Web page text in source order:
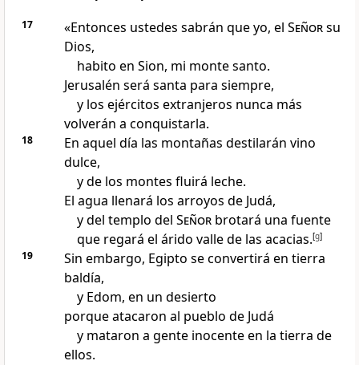
17 «Entonces ustedes sabrán que yo, el Señorsu
Dios,
habito en Sion, mi monte santo.
Jerusalén será santa para siempre,
y los ejércitos extranjeros nunca más
volverán a conquistarla.
18
En aquel día las montañas destilarán vino
dulce,
y de los montes fluirá leche.
El agua llenará los arroyos de Judá,
y del templo del Señorbrotará una fuente
que regará el árido valle de las acacias.[g]
19
Sin embargo, Egipto se convertirá en tierra
baldía,
y Edom, en un desierto
porque atacaron al pueblo de Judá
y mataron a gente inocente en la tierra de
ellos.